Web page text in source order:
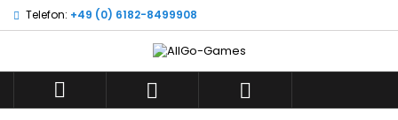
Telefon: +49 (0) 6182-8499908
  
Wunschliste
Neue
((title))
((label))
Anmelden
Sie müssen angemeldet sein, um Artikel Ihrer
zu können.